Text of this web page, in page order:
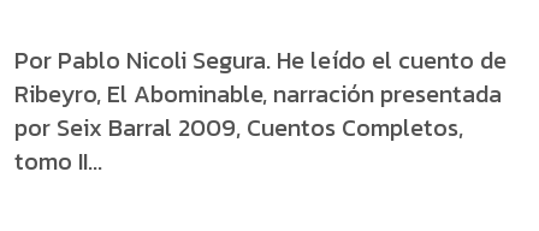
Por Pablo Nicoli Segura. He leído el cuento de
Ribeyro, El Abominable, narración presentada
por Seix Barral 2009, Cuentos Completos,
tomo II...